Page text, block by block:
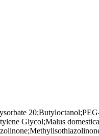
Glycol;Malus